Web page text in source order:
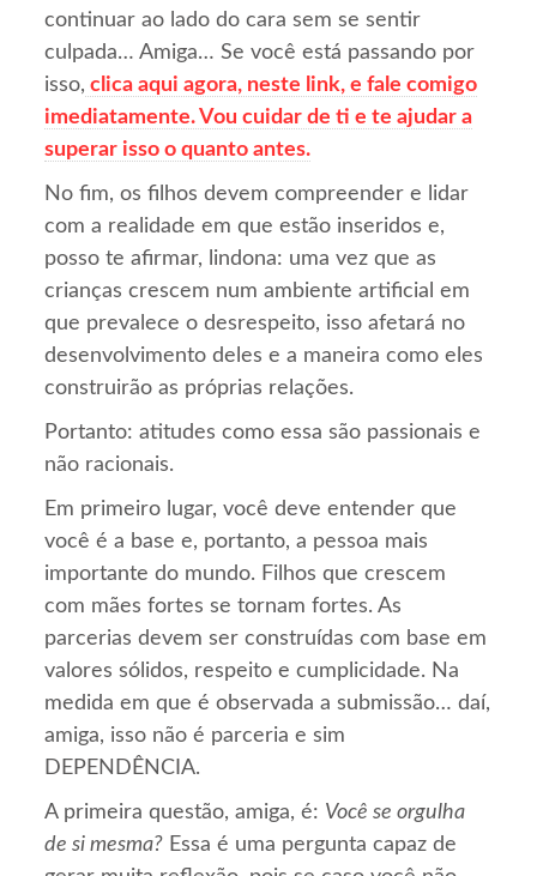
continuar ao lado do cara sem se sentir
culpada… Amiga… Se você está passando por
isso, clica aqui agora, neste link, e fale comigo
imediatamente. Vou cuidar de ti e te ajudar a
superar isso o quanto antes.
No fim, os filhos devem compreender e lidar
com a realidade em que estão inseridos e,
posso te afirmar, lindona: uma vez que as
crianças crescem num ambiente artificial em
que prevalece o desrespeito, isso afetará no
desenvolvimento deles e a maneira como eles
construirão as próprias relações.
Portanto: atitudes como essa são passionais e
não racionais.
Em primeiro lugar, você deve entender que
você é a base e, portanto, a pessoa mais
importante do mundo. Filhos que crescem
com mães fortes se tornam fortes. As
parcerias devem ser construídas com base em
valores sólidos, respeito e cumplicidade. Na
medida em que é observada a submissão… daí,
amiga, isso não é parceria e sim
DEPENDÊNCIA.
A primeira questão, amiga, é: Você se orgulha
de si mesma? Essa é uma pergunta capaz de